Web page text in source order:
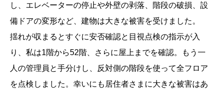
し、エレベーターの停止や外壁の剥落、階段の破損、設
備ドアの変形など、建物は大きな被害を受けました。
揺れが収まるとすぐに安否確認と目視点検の指示が入
り、私は1階から52階、さらに屋上までを確認。もう一
人の管理員と手分けし、反対側の階段を使って全フロア
を点検しました。幸いにも居住者さまに大きな被害はあ